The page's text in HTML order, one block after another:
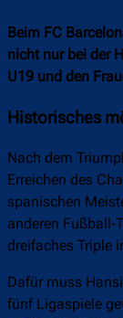
Beim FC
nicht nur bei der
U19 und den
Historisches
Nach dem
Erreichen des
spanischen
anderen Fußball-
dreifaches Triple
Dafür muss
fünf Ligaspiele